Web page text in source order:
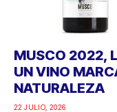
MUSCO 2022,
UN VINO
NATURALEZA
22 JULIO, 2026